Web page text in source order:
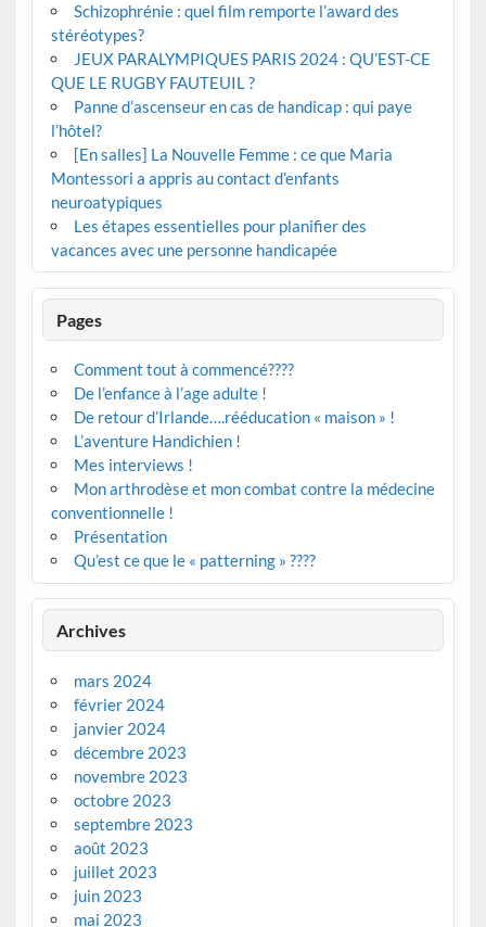
Schizophrénie : quel film remporte l’award des
stéréotypes?
JEUX PARALYMPIQUES PARIS 2024 : QU’EST-CE
QUE LE RUGBY FAUTEUIL ?
Panne d’ascenseur en cas de handicap : qui paye
l’hôtel?
[En salles] La Nouvelle Femme : ce que Maria
Montessori a appris au contact d’enfants
neuroatypiques
Les étapes essentielles pour planifier des
vacances avec une personne handicapée
Pages
Comment tout à commencé????
De l’enfance à l’age adulte !
De retour d’Irlande….rééducation « maison » !
L’aventure Handichien !
Mes interviews !
Mon arthrodèse et mon combat contre la médecine
conventionnelle !
Présentation
Qu’est ce que le « patterning » ????
Archives
mars 2024
février 2024
janvier 2024
décembre 2023
novembre 2023
octobre 2023
septembre 2023
août 2023
juillet 2023
juin 2023
mai 2023